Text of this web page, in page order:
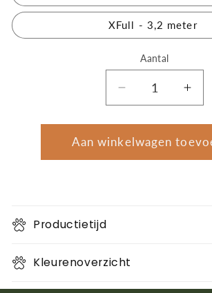
XFull - 3,2 meter
Aantal
Aantal
Aantal
verlagen
voor
Lengte
teugels
Aan winkelwagen
Productietijd
Kleurenoverzicht